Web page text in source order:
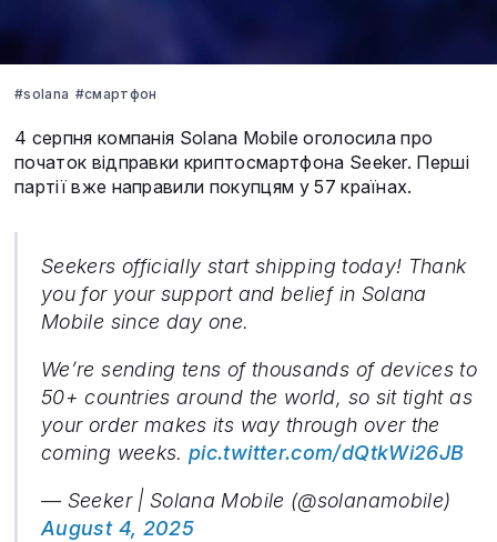
#solana #смартфон
4 серпня компанія Solana Mobile оголосила про
початок відправки криптосмартфона Seeker. Перші
партії вже направили покупцям у 57 країнах.
Seekers officially start shipping today! Thank
you for your support and belief in Solana
Mobile since day one.
We’re sending tens of thousands of devices to
50+ countries around the world, so sit tight as
your order makes its way through over the
coming weeks.pic.twitter.com/dQtkWi26JB
— Seeker | Solana Mobile (@solanamobile)
August 4, 2025